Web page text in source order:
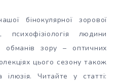
бінокулярної зорової
людини
обманів зору – оптичних
цього сезону також
ілюзія. Читайте у статті: